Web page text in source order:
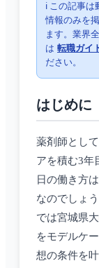
ℹ️ この記事
情報のみを
ます。業界
は 転職ガイ
ださい。
はじめに
薬剤師とし
アを積む3年
日の働き方
なのでしょ
では宮城県大
をモデルケ
想の条件を